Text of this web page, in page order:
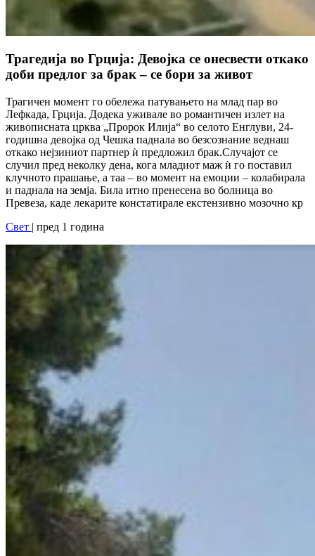
Трагедија во Грција: Девојка се онесвести откако
доби предлог за брак – се бори за живот
Трагичен момент го обележа патувањето на млад пар во
Лефкада, Грција. Додека уживале во романтичен излет на
живописната црква „Пророк Илија“ во селото Енглуви, 24-
годишна девојка од Чешка паднала во безсознание веднаш
откако нејзиниот партнер ѝ предложил брак.Случајот се
случил пред неколку дена, кога младиот маж ѝ го поставил
клучното прашање, а таа – во момент на емоции – колабирала
и паднала на земја. Била итно пренесена во болница во
Превеза, каде лекарите констатирале екстензивно мозочно кр
Свет | пред 1 година